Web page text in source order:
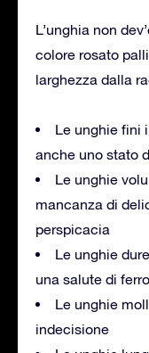
L’unghia non
colore rosato
larghezza dalla
Le unghie fini
anche uno stato
Le unghie
mancanza di
perspicacia
Le unghie
una salute di ferro
Le unghie
indecisione